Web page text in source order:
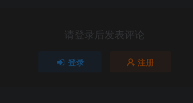
请登录后发表评论
登录 注册